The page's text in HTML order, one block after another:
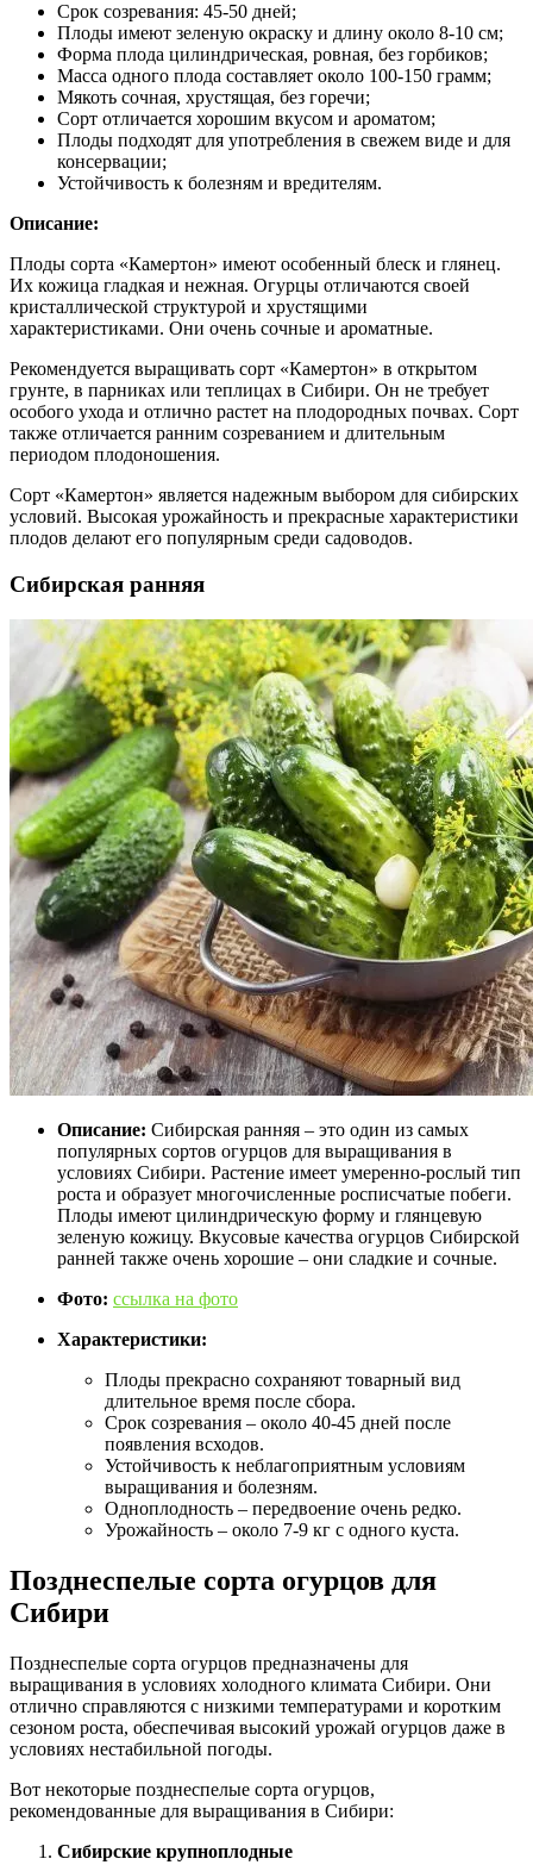
Срок созревания: 45-50 дней;
Плоды имеют зеленую окраску и длину около 8-10 см;
Форма плода цилиндрическая, ровная, без горбиков;
Масса одного плода составляет около 100-150 грамм;
Мякоть сочная, хрустящая, без горечи;
Сорт отличается хорошим вкусом и ароматом;
Плоды подходят для употребления в свежем виде и для
консервации;
Устойчивость к болезням и вредителям.
Описание:
Плоды сорта «Камертон» имеют особенный блеск и глянец.
Их кожица гладкая и нежная. Огурцы отличаются своей
кристаллической структурой и хрустящими
характеристиками. Они очень сочные и ароматные.
Рекомендуется выращивать сорт «Камертон» в открытом
грунте, в парниках или теплицах в Сибири. Он не требует
особого ухода и отлично растет на плодородных почвах. Сорт
также отличается ранним созреванием и длительным
периодом плодоношения.
Сорт «Камертон» является надежным выбором для сибирских
условий. Высокая урожайность и прекрасные характеристики
плодов делают его популярным среди садоводов.
Сибирская ранняя
Описание: Сибирская ранняя – это один из самых
популярных сортов огурцов для выращивания в
условиях Сибири. Растение имеет умеренно-рослый тип
роста и образует многочисленные росписчатые побеги.
Плоды имеют цилиндрическую форму и глянцевую
зеленую кожицу. Вкусовые качества огурцов Сибирской
ранней также очень хорошие – они сладкие и сочные.
Фото: ссылка на фото
Характеристики:
Плоды прекрасно сохраняют товарный вид
длительное время после сбора.
Срок созревания – около 40-45 дней после
появления всходов.
Устойчивость к неблагоприятным условиям
выращивания и болезням.
Одноплодность – передвоение очень редко.
Урожайность – около 7-9 кг с одного куста.
Позднеспелые сорта огурцов для
Сибири
Позднеспелые сорта огурцов предназначены для
выращивания в условиях холодного климата Сибири. Они
отлично справляются с низкими температурами и коротким
сезоном роста, обеспечивая высокий урожай огурцов даже в
условиях нестабильной погоды.
Вот некоторые позднеспелые сорта огурцов,
рекомендованные для выращивания в Сибири:
Сибирские крупноплодные